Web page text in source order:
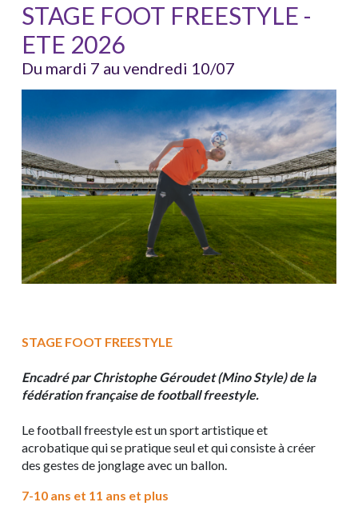
STAGE FOOT FREESTYLE -
ETE 2026
Du mardi 7 au vendredi 10/07
STAGE FOOT FREESTYLE
Encadré par Christophe Géroudet (Mino Style) de la
fédération française de football freestyle.
Le football freestyle est un sport artistique et
acrobatique qui se pratique seul et qui consiste à créer
des gestes de jonglage avec un ballon.
7-10 ans et 11 ans et plus